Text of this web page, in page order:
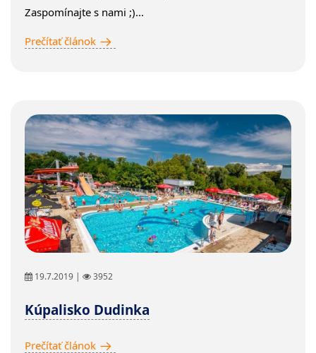
Zaspomínajte s nami ;)...
Prečítať článok
19.7.2019 | 3952
Kúpalisko Dudinka
Prečítať článok